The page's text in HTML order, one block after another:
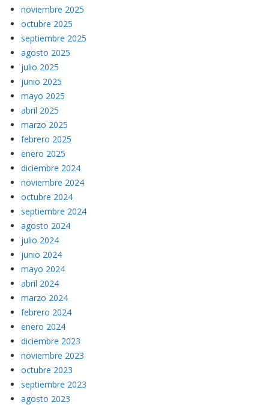
noviembre 2025
octubre 2025
septiembre 2025
agosto 2025
julio 2025
junio 2025
mayo 2025
abril 2025
marzo 2025
febrero 2025
enero 2025
diciembre 2024
noviembre 2024
octubre 2024
septiembre 2024
agosto 2024
julio 2024
junio 2024
mayo 2024
abril 2024
marzo 2024
febrero 2024
enero 2024
diciembre 2023
noviembre 2023
octubre 2023
septiembre 2023
agosto 2023